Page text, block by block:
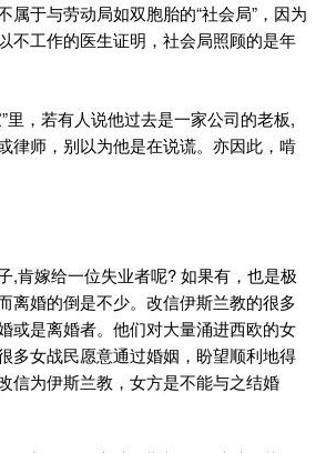
属于与劳动局如双胞胎的“社会局”，因为
不工作的医生证明，社会局照顾的是年
里，若有人说他过去是一家公司的老板,
律师，别以为他是在说谎。亦因此，啃
,肯嫁给一位失业者呢? 如果有，也是极
离婚的倒是不少。改信伊斯兰教的很多
或是离婚者。他们对大量涌进西欧的女
多女战民愿意通过婚姻，盼望顺利地得
信为伊斯兰教，女方是不能与之结婚